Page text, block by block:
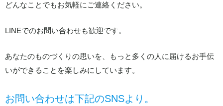
どんなことでもお気軽にご連絡ください。
LINEでのお問い合わせも歓迎です。
あなたのものづくりの思いを、もっと多くの人に届けるお手伝
いができることを楽しみにしています。
お問い合わせは下記のSNSより。